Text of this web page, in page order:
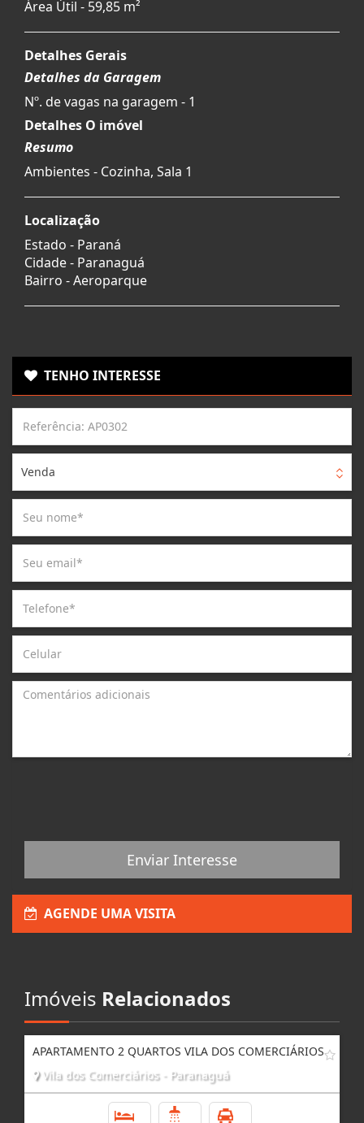
Área Útil - 59,85 m²
Detalhes Gerais
Detalhes da Garagem
Nº. de vagas na garagem - 1
Detalhes O imóvel
Resumo
Ambientes - Cozinha, Sala 1
Localização
Estado - Paraná
Cidade - Paranaguá
Bairro -Aeroparque
TENHO INTERESSE
Venda
Enviar Interesse
AGENDE UMA VISITA
Imóveis Relacionados
APARTAMENTO 2 QUARTOS VILA DOS COMERCIÁRIOS
Vila dos Comerciários - Paranaguá